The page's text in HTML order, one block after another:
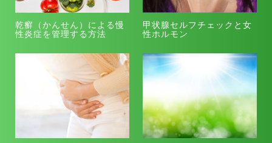
乾癬（かんせん）による慢
性炎症を管理する方法
甲状腺セルフチェックと女
性ホルモン